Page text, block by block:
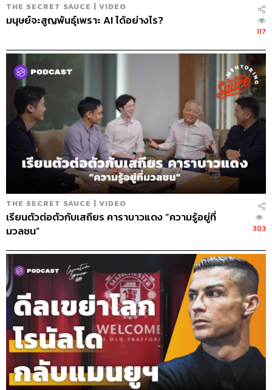
ABOUT THE HOST
STANDARD วิทยากรด้านสื่อและการทำคอน
THE SECRET SAUCE | VIDEO
มนุษย์จะสูญพันธุ์เพราะ AI ได้อย่างไร?
117
THE SECRET SAUCE | VIDEO
เรียนตัวต่อตัวกับเสถียร คาราบาวแดง “ความรู้อยู่ที่
มวลชน”
303